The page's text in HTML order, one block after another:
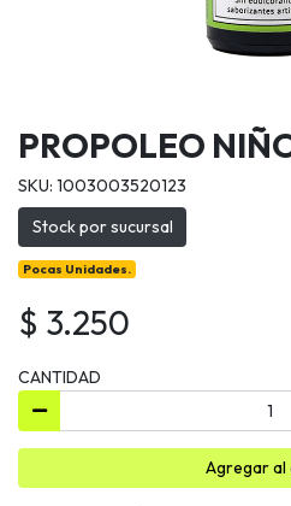
PROPOLEO
SKU: 1003003520123
Stock por sucursal
Pocas Unidades.
$ 3.250
CANTIDAD
Agregar